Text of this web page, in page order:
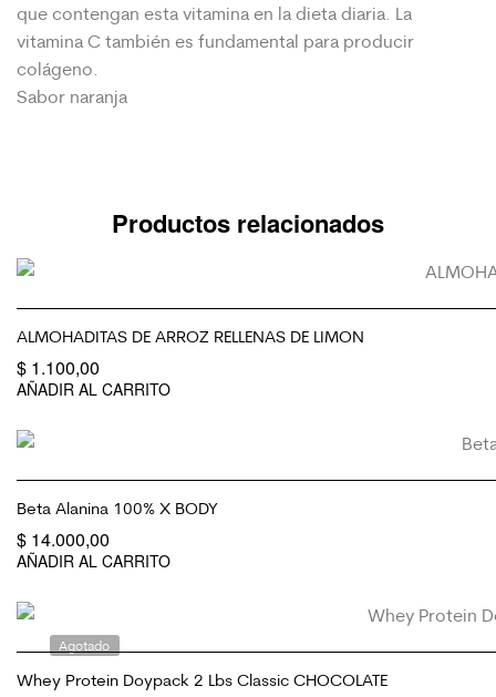
que contengan esta vitamina en la dieta diaria. La
vitamina C también es fundamental para producir
colágeno.
Sabor naranja
Productos relacionados
ALMOHADITAS DE ARROZ RELLENAS DE LIMON
$ 1.100,00
AÑADIR AL CARRITO
Beta Alanina 100% X BODY
$ 14.000,00
AÑADIR AL CARRITO
Agotado
Whey Protein Doypack 2 Lbs Classic CHOCOLATE